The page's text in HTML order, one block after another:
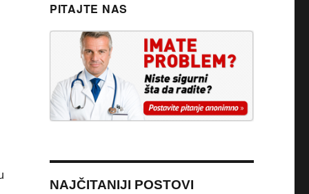
PITAJTE NAS
NAJČITANIJI POSTOVI